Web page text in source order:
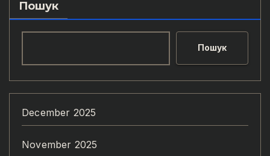
Пошук
Пошук
December 2025
November 2025